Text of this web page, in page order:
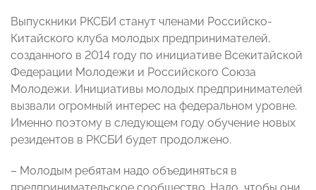
Выпускники РКСБИ станут членами Российско-
Китайского клуба молодых предпринимателей,
созданного в 2014 году по инициативе Всекитайской
Федерации Молодежи и Российского Союза
Молодежи. Инициативы молодых предпринимателей
вызвали огромный интерес на федеральном уровне.
Именно поэтому в следующем году обучение новых
резидентов в РКСБИ будет продолжено.
– Молодым ребятам надо объединяться в